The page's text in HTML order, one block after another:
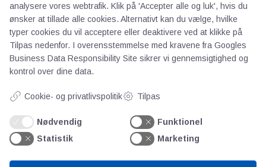
Kontakt
Videncentre
Teknologisk Institut
Bitva
Videncentre
Litteratur
Forkortelser
analysere vores webtrafik. Klik på 'Accepter alle og luk', hvis du
ønsker at tillade alle cookies. Alternativt kan du vælge, hvilke
typer cookies du vil acceptere eller deaktivere ved at klikke på
Tilpas nedenfor. I overensstemmelse med kravene fra Googles
Business Data Responsibility Site sikrer vi gennemsigtighed og
kontrol over dine data.
Cookie- og privatlivspolitik Tilpas
Nødvendig
Funktionel
Statistik
Marketing